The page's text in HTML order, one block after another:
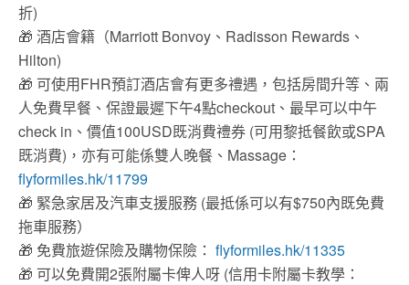
折)
🎁 酒店會籍（Marriott Bonvoy、Radisson Rewards、
Hilton)
🎁 可使用FHR預訂酒店會有更多禮遇，包括房間升等、兩
人免費早餐、保證最遲下午4點checkout、最早可以中午
check in、價值100USD既消費禮券 (可用黎抵餐飲或SPA
既消費)，亦有可能係雙人晚餐、Massage：
flyformiles.hk/11799
🎁 緊急家居及汽車支援服務 (最抵係可以有$750內既免費
拖車服務）
🎁 免費旅遊保險及購物保險： flyformiles.hk/11335
🎁 可以免費開2張附屬卡俾人呀 (信用卡附屬卡教學：